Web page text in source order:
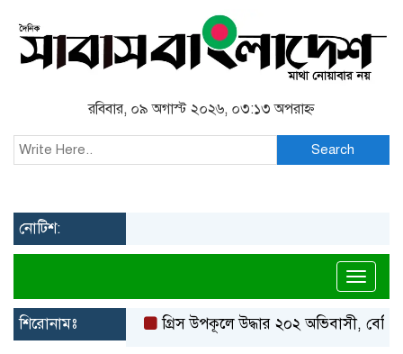
রবিবার, ০৯ অগাস্ট ২০২৬, ০৩:১৩ অপরাহ্ন
Search
নোটিশ:
শিরোনামঃ গ্রিস উপকূলে উদ্ধার ২০২ অভিবাসী, বেশিরভাগই